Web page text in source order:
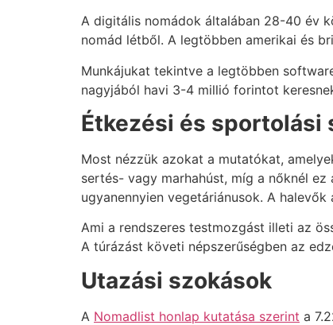
A digitális nomádok általában 28-40 év
nomád létből. A legtöbben amerikai és
Munkájukat tekintve a legtöbben
nagyjából havi 3-4 millió forintot
Étkezési és sportolási
Most nézzük azokat a mutatókat,
sertés- vagy marhahúst, míg a nőknél ez
ugyanennyien vegetáriánusok. A
Ami a rendszeres testmozgást illeti az
A túrázást követi népszerűségben az
Utazási szokások
A Nomadlist honlap kutatása szerint a